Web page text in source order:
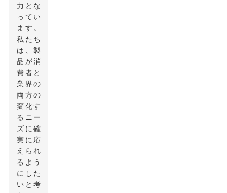
力とな
ってい
ます。
私たち
は、製
品が消
費者と
業界の
両方の
変化す
るニー
ズに確
実に応
えられ
るよう
にした
いと考